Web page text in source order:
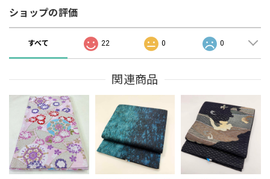
ショップの評価
すべて 22 0 0
関連商品